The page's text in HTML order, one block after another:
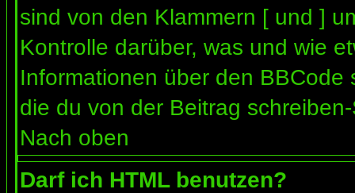
sind von den Klammern [ und ]
Kontrolle darüber, was und wie
Informationen über den
die du von der Beitrag
Nach oben
Darf ich HTML benutzen?